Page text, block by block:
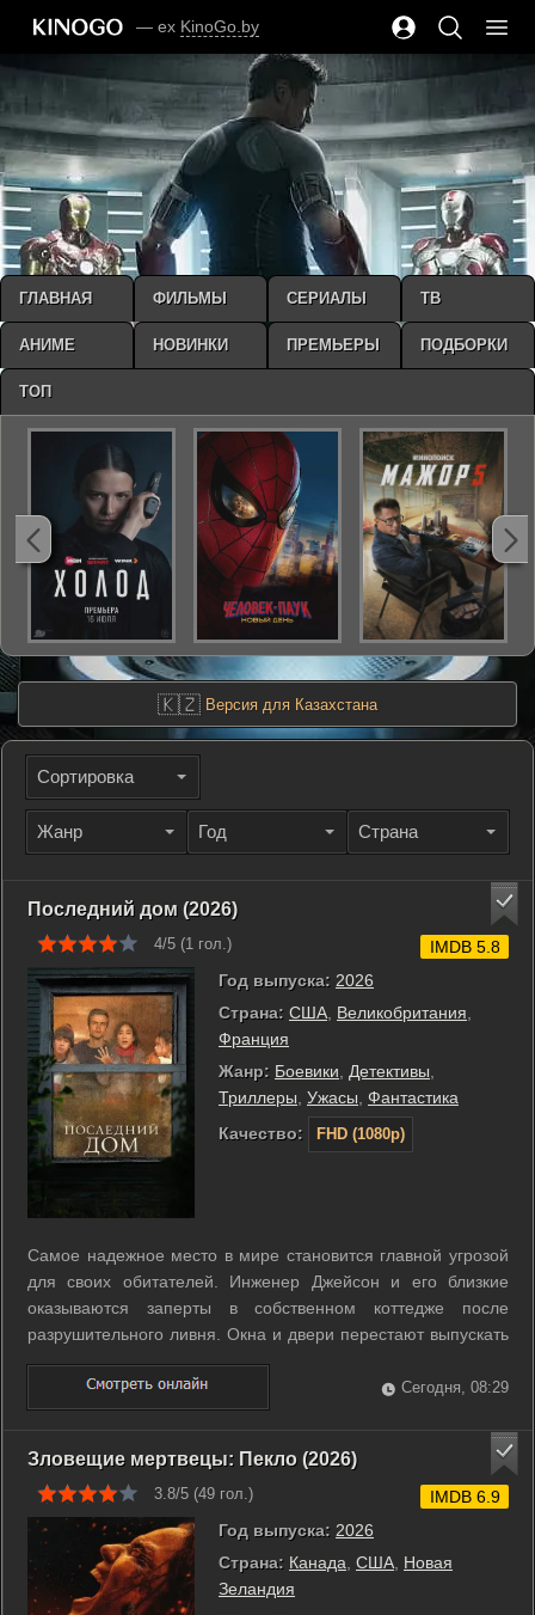
— ex KinoGo.by
🇰🇿 Версия для Казахстана
Сортировка
Жанр Год Страна
Последний дом (2026)
4/5 (1 гол.)
Год выпуска: 2026
Страна: США Великобритания
Франция
Жанр: Боевики Детективы
Триллеры Ужасы Фантастика
Качество:
FHD (1080p)
IMDB 5.8
Самое надежное место в мире становится главной угрозой
для своих обитателей. Инженер Джейсон и его близкие
оказываются заперты в собственном коттедже после
разрушительного ливня. Окна и двери перестают выпускать
их наружу, превращая привычные стены в непроницаемый
барьер. Семья теряет связь с миром, а попытки пробить
путь к спасению не приносят ...
Сегодня, 08:29
Зловещие мертвецы: Пекло (2026)
3.8/5 (49 гол.)
Год выпуска: 2026
Страна: Канада США Новая
Зеландия
IMDB 6.9
ГЛАВНАЯ ФИЛЬМЫ СЕРИАЛЫ ТВ
АНИМЕ НОВИНКИ ПРЕМЬЕРЫ ПОДБОРКИ
ТОП